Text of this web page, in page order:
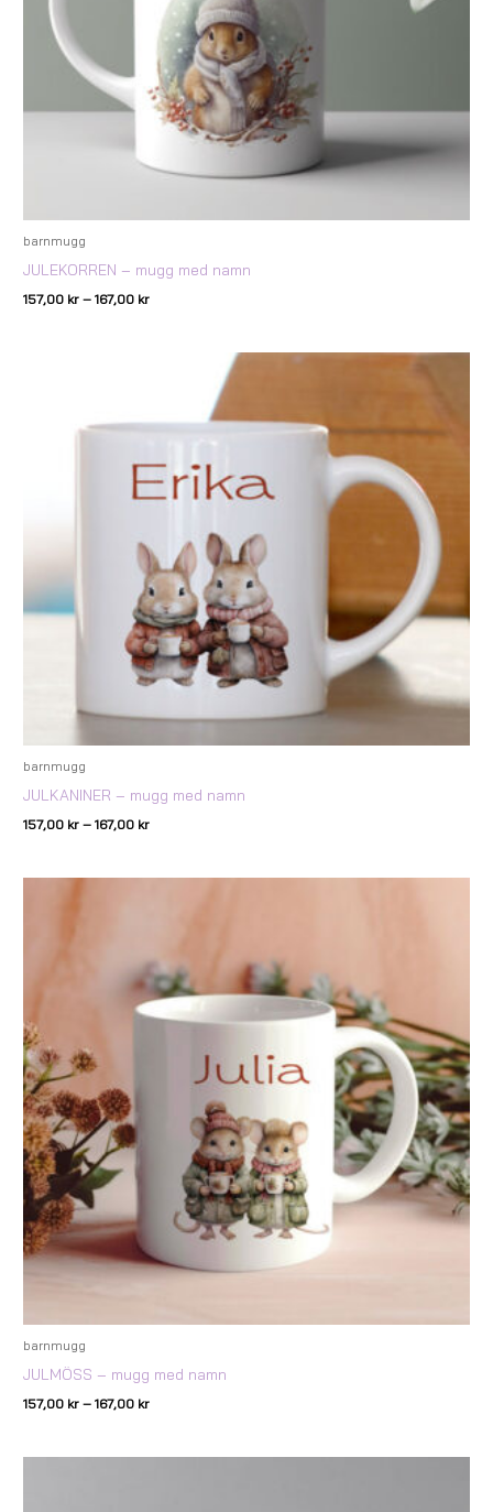
barnmugg
JULEKORREN – mugg med namn
157,00 kr – 167,00 kr
barnmugg
JULKANINER – mugg med namn
157,00 kr – 167,00 kr
barnmugg
JULMÖSS – mugg med namn
157,00 kr – 167,00 kr